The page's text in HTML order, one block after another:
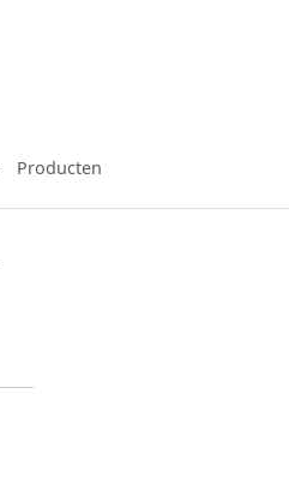
Producten